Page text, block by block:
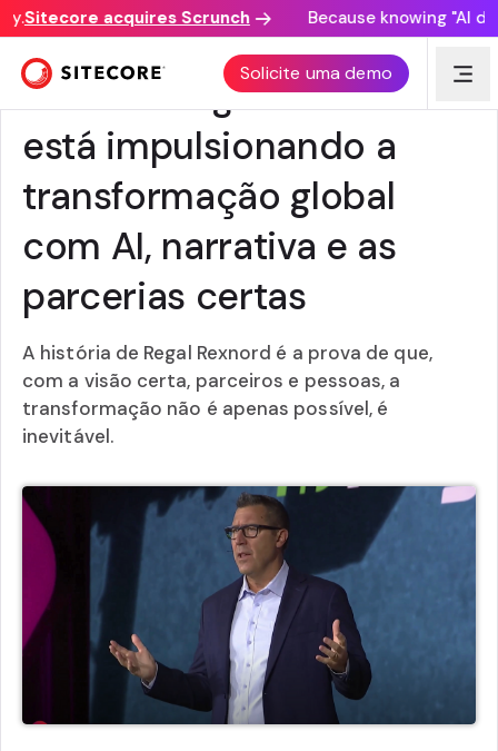
Sitecore acquires Scrunch Because knowing "AI
Solicite uma demo
Como a Regal Rexnord
está impulsionando a
transformação global
com AI, narrativa e as
parcerias certas
A história de Regal Rexnord é a prova de que,
com a visão certa, parceiros e pessoas, a
transformação não é apenas possível, é
inevitável.